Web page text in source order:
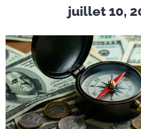
juillet 10,